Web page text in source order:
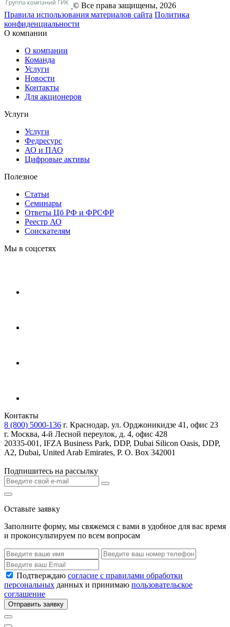
© Все права защищены, 2026
Правила использования материалов сайта Политика
конфиденциальности
О компании
О компании
Команда
Услуги
Новости
Контакты
Для акционеров
Услуги
Услуги
Федресурс
АО и ПАО
Цифровые активы
Полезное
Статьи
Cеминары
Ответы Цб РФ и ФРСФР
Реестр АО
Соискателям
Мы в соцсетях
Контакты
8 (800) 5000-136 г. Краснодар, ул. Орджоникидзе 41, офис 23
г. Москва, 4-й Лесной переулок, д. 4, офис 428
20335-001, IFZA Business Park, DDP, Dubai Silicon Oasis, DDP,
A2, Dubai, United Arab Emirates, P. O. Box 342001
Подпишитесь на рассылку
Оставьте заявку
Заполните форму, мы свяжемся с вами в удобное для вас время
и проконсультируем по всем вопросам
Подтверждаю согласие с правилами обработки
персональных данных и принимаю пользовательское
соглашение
Отправить заявку